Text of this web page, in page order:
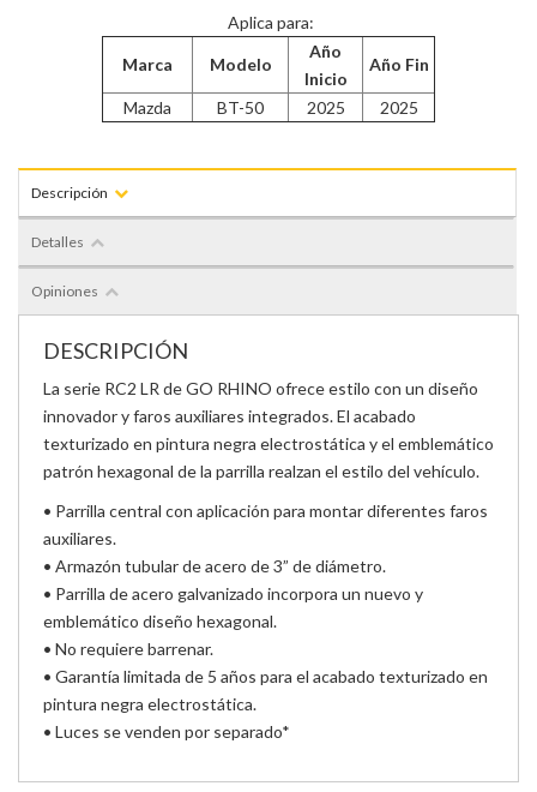
Aplica para:
Marca Modelo
Año
Inicio
Año Fin
Mazda BT-50 2025 2025
Descripción
Detalles
Opiniones
DESCRIPCIÓN
La serie RC2 LR de GO RHINO ofrece estilo con un diseño
innovador y faros auxiliares integrados. El acabado
texturizado en pintura negra electrostática y el emblemático
patrón hexagonal de la parrilla realzan el estilo del vehículo.
• Parrilla central con aplicación para montar diferentes faros
auxiliares.
• Armazón tubular de acero de 3” de diámetro.
• Parrilla de acero galvanizado incorpora un nuevo y
emblemático diseño hexagonal.
• No requiere barrenar.
• Garantía limitada de 5 años para el acabado texturizado en
pintura negra electrostática.
• Luces se venden por separado*